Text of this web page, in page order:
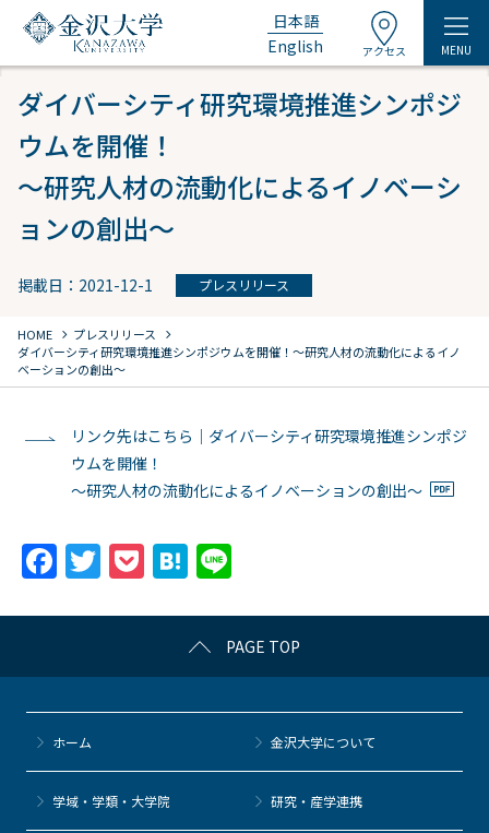
日本語
English
アクセス MENU
ダイバーシティ研究環境推進シンポジ
ウムを開催！
～研究人材の流動化によるイノベーシ
ョンの創出～
掲載日：2021-12-1 プレスリリース
HOME chevron_right プレスリリース chevron_right
ダイバーシティ研究環境推進シンポジウムを開催！ ～研究人材の流動化によるイノ
ベーションの創出～
リンク先はこちら｜ダイバーシティ研究環境推進シンポジ
ウムを開催！
～研究人材の流動化によるイノベーションの創出～
F
c
e
b
o
o
k
T
itt
er
P
c
k
et
H
e
n
a
e
PAGE TOP
ホーム 金沢大学について
学域・学類・大学院 研究・産学連携